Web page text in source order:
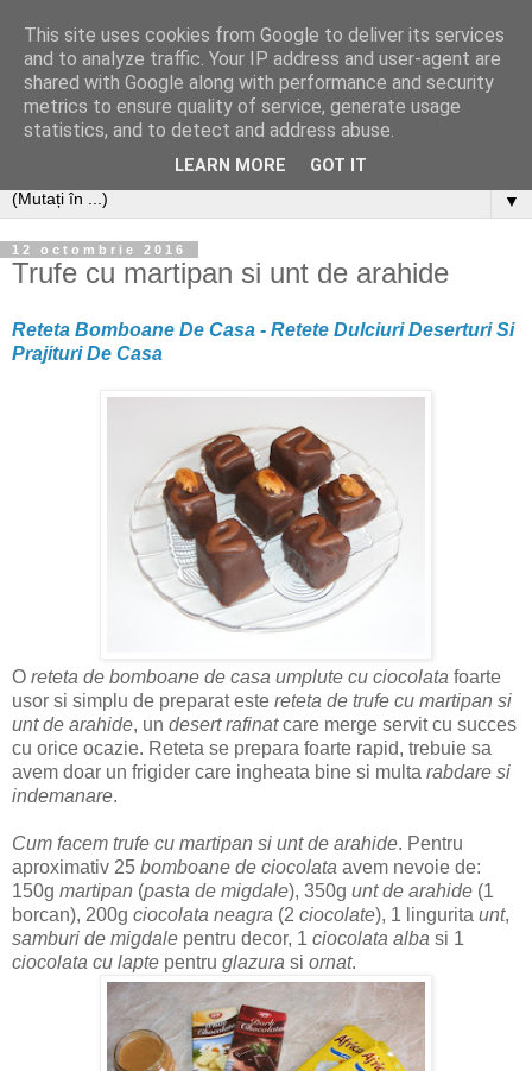
▼
12 octombrie 2016
Trufe cu martipan si unt de arahide
Reteta Bomboane De Casa - Retete Dulciuri Deserturi Si
Prajituri De Casa
O reteta de bomboane de casa umplute cu ciocolata foarte
usor si simplu de preparat este reteta de trufe cu martipan si
unt de arahide, un desert rafinatcare merge servit cu succes
cu orice ocazie. Reteta se prepara foarte rapid, trebuie sa
avem doar un frigider care ingheata bine si multa rabdare si
indemanare.
Cum facem trufe cu martipan si unt de arahide. Pentru
aproximativ 25 bomboane de ciocolata avem nevoie de:
150g martipan (pasta de migdale), 350g unt de arahide (1
borcan), 200g ciocolata neagra (2 ciocolate), 1 lingurita unt,
samburi de migdale pentru decor, 1 ciocolata alba si 1
ciocolata cu lapte pentru glazura si ornat.
This site uses cookies from Google to deliver its services
and to analyze traffic. Your IP address and user-agent are
shared with Google along with performance and security
metrics to ensure quality of service, generate usage
statistics, and to detect and address abuse.
LEARN MORE GOT IT